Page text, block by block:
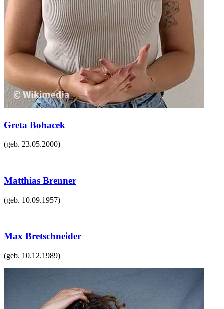
Greta Bohacek
(geb. 23.05.2000)
Matthias Brenner
(geb. 10.09.1957)
Max Bretschneider
(geb. 10.12.1989)